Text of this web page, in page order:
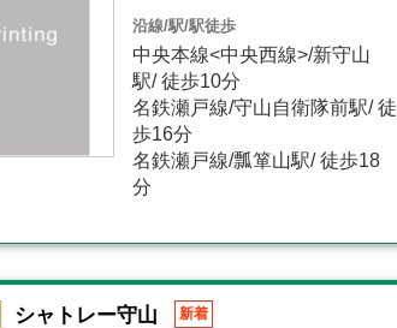
沿線/駅/駅徒歩
中央本線<中央西線>/新守山
駅/ 徒歩10分
名鉄瀬戸線/守山自衛隊前駅/ 徒
歩16分
名鉄瀬戸線/瓢箪山駅/ 徒歩18
分
シャトレー守山 新着